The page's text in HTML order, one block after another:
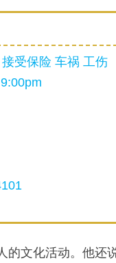
受保险 车祸 工伤
文化活动。他还